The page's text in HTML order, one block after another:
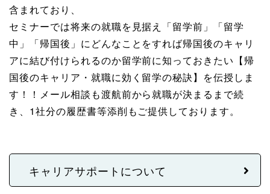
含まれており、
セミナーでは将来の就職を見据え「留学前」「留学
中」「帰国後」にどんなことをすれば帰国後のキャリ
アに結び付けられるのか留学前に知っておきたい【帰
国後のキャリア・就職に効く留学の秘訣】を伝授しま
す！！メール相談も渡航前から就職が決まるまで続
き、1社分の履歴書等添削もご提供しております。
キャリアサポートについて